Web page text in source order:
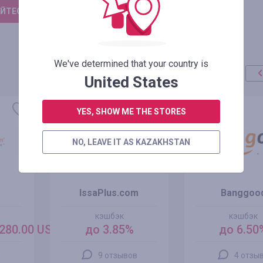
ЧТОБЫ ОСТАВИТЬ ОТЗЫВ
USD
IssaPlus.com
кэшбэк
до 3.85%
9 отзывов
кэшбэк
до
4
We've determined that your country is
United States
YES, SHOW ME THE STORES
NO, LEAVE IT AS KAZAKHSTAN